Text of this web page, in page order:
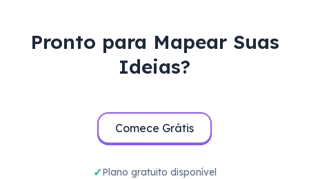
Pronto para Mapear Suas
Ideias?
Comece Grátis
Plano gratuito disponível